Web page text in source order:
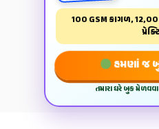
100 GSM કાગળ,
હમણાં જ
તમારા ઘરે બુક